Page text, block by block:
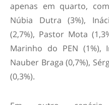
apenas em quarto,
Núbia Dutra (3%),
(2,7%), Pastor Mota
Marinho do PEN (1%),
Nauber Braga (0,7%),
(0,3%).